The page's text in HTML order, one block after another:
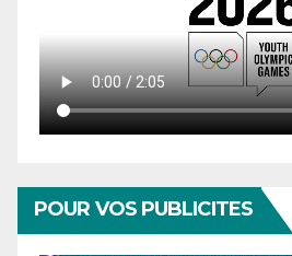
POUR VOS PUBLICITES